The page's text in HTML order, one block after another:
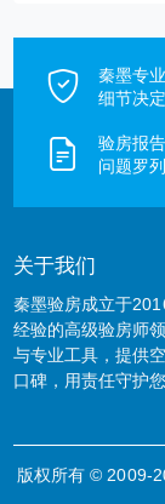
秦墨专
细节决
验房报
问题罗
关于我们
秦墨验房成立于
经验的高级验房师
与专业工具，提供
口碑，用责任守护
版权所有 © 2009-